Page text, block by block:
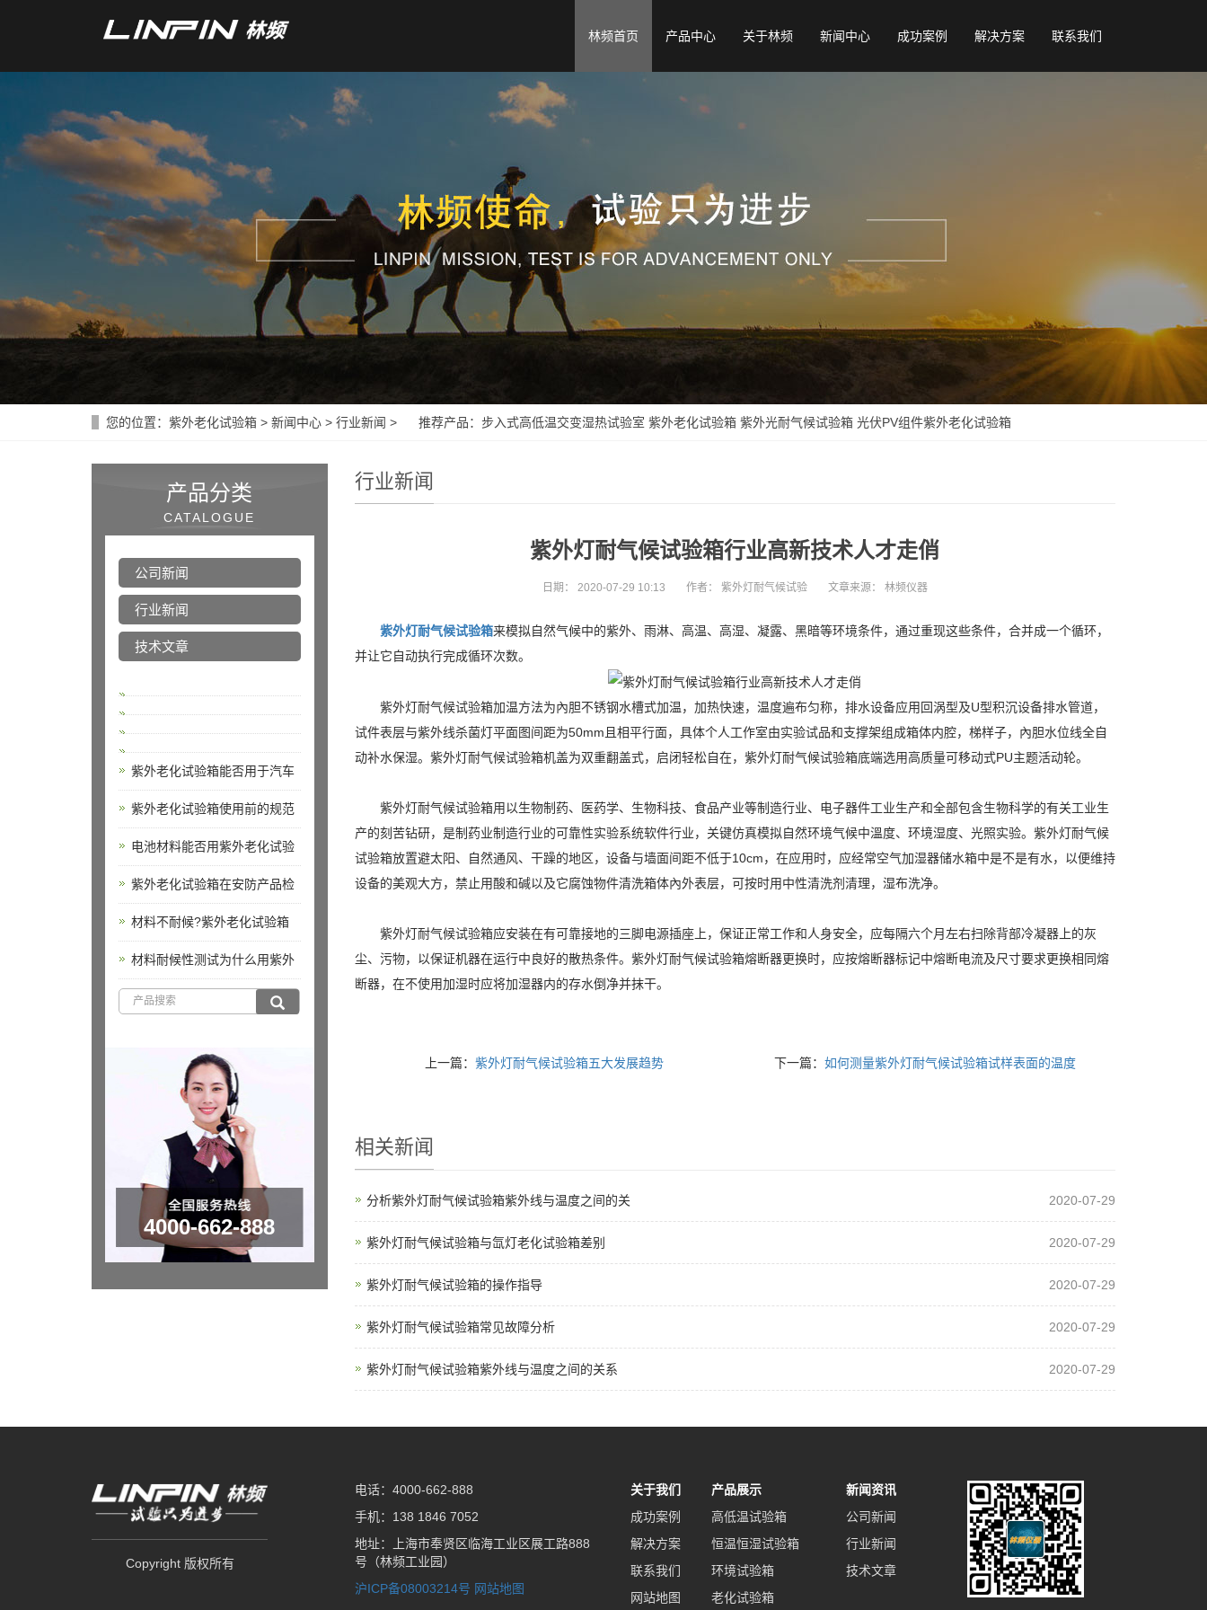
林频首页 产品中心 关于林频 新闻中心 成功案例 解决方案 联系我们
您的位置： 紫外老化试验箱 > 新闻中心 > 行业新闻 > 推荐产品： 步入式高低温交变湿热试验室 紫外老化试验箱 紫外光耐气候试验箱 光伏PV组件紫外老化试验箱
行业新闻
紫外灯耐气候试验箱行业高新技术人才走俏
日期： 2020-07-29 10:13 作者： 紫外灯耐气候试验 文章来源： 林频仪器
紫外灯耐气候试验箱来模拟自然气候中的紫外、雨淋、高温、高湿、凝露、黑暗等环境条件，通过重现这些条件，合并成一个循环，
并让它自动执行完成循环次数。
紫外灯耐气候试验箱加温方法为內胆不锈钢水槽式加温，加热快速，温度遍布匀称，排水设备应用回涡型及U型积沉设备排水管道，
试件表层与紫外线杀菌灯平面图间距为50mm且相平行面，具体个人工作室由实验试品和支撑架组成箱体内腔，梯样子，內胆水位线全自
动补水保湿。紫外灯耐气候试验箱机盖为双重翻盖式，启闭轻松自在，紫外灯耐气候试验箱底端选用高质量可移动式PU主题活动轮。
紫外灯耐气候试验箱用以生物制药、医药学、生物科技、食品产业等制造行业、电子器件工业生产和全部包含生物科学的有关工业生
产的刻苦钻研，是制药业制造行业的可靠性实验系统软件行业，关键仿真模拟自然环境气候中溫度、环境湿度、光照实验。紫外灯耐气候
试验箱放置避太阳、自然通风、干躁的地区，设备与墙面间距不低于10cm，在应用时，应经常空气加湿器储水箱中是不是有水，以便维持
设备的美观大方，禁止用酸和碱以及它腐蚀物件清洗箱体內外表层，可按时用中性清洗剂清理，湿布洗净。
紫外灯耐气候试验箱应安装在有可靠接地的三脚电源插座上，保证正常工作和人身安全，应每隔六个月左右扫除背部冷凝器上的灰
尘、污物，以保证机器在运行中良好的散热条件。紫外灯耐气候试验箱熔断器更换时，应按熔断器标记中熔断电流及尺寸要求更换相同熔
断器，在不使用加湿时应将加湿器内的存水倒净并抹干。
上一篇：紫外灯耐气候试验箱五大发展趋势 下一篇：如何测量紫外灯耐气候试验箱试样表面的温度
相关新闻
分析紫外灯耐气候试验箱紫外线与温度之间的关 2020-07-29
紫外灯耐气候试验箱与氙灯老化试验箱差别 2020-07-29
紫外灯耐气候试验箱的操作指导 2020-07-29
紫外灯耐气候试验箱常见故障分析 2020-07-29
紫外灯耐气候试验箱紫外线与温度之间的关系 2020-07-29
产品分类
CATALOGUE
公司新闻
行业新闻
技术文章
紫外老化试验箱能否用于汽车
紫外老化试验箱使用前的规范
电池材料能否用紫外老化试验
紫外老化试验箱在安防产品检
材料不耐候?紫外老化试验箱
材料耐候性测试为什么用紫外
4000-662-888
Copyright 版权所有
电话：4000-662-888
手机：138 1846 7052
地址：上海市奉贤区临海工业区展工路888
号（林频工业园）
沪ICP备08003214号 网站地图
关于我们
成功案例
解决方案
联系我们
网站地图
产品展示
高低温试验箱
恒温恒湿试验箱
环境试验箱
老化试验箱
新闻资讯
公司新闻
行业新闻
技术文章